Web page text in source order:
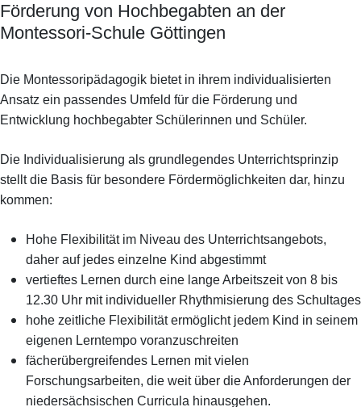
Förderung von Hochbegabten an der
Montessori-Schule Göttingen
Die Montessoripädagogik bietet in ihrem individualisierten
Ansatz ein passendes Umfeld für die Förderung und
Entwicklung hochbegabter Schülerinnen und Schüler.
Die Individualisierung als grundlegendes Unterrichtsprinzip
stellt die Basis für besondere Fördermöglichkeiten dar, hinzu
kommen:
Hohe Flexibilität im Niveau des Unterrichtsangebots,
daher auf jedes einzelne Kind abgestimmt
vertieftes Lernen durch eine lange Arbeitszeit von 8 bis
12.30 Uhr mit individueller Rhythmisierung des Schultages
hohe zeitliche Flexibilität ermöglicht jedem Kind in seinem
eigenen Lerntempo voranzuschreiten
fächerübergreifendes Lernen mit vielen
Forschungsarbeiten, die weit über die Anforderungen der
niedersächsischen Curricula hinausgehen.